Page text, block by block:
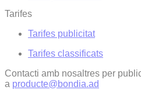
Tarifes
Tarifes publicitat
Tarifes classificats
Contacti amb nosaltres per
a producte@bondia.ad